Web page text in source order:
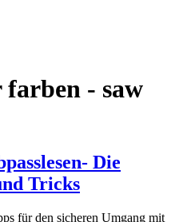
- saw
Die
Tricks
für den sicheren Umgang mit